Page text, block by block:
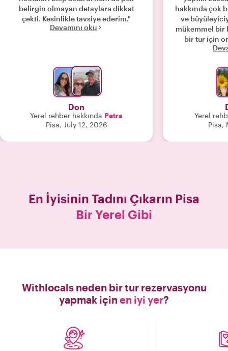
belirgin olmayan detaylara dikkat
çekti. Kesinlikle tavsiye ederim."
Devamını oku
Don
Yerel rehber hakkında Petra
Pisa, July 12, 2026
hakkında çok
ve
mükemmel
bir tur için
Yerel
Pisa,
En İyisinin Tadını Çıkarın Pisa
Bir Yerel Gibi
Withlocals neden bir tur rezervasyonu
yapmak için en iyi yer?